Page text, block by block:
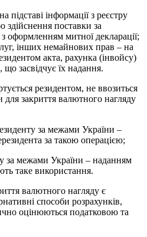
підставі інформації з реєстру
здійснення поставки за
оформленням митної декларації;
інших немайнових прав – на
акта, рахунка (інвойсу)
засвідчує їх надання.
резидентом, не ввозиться
закриття валютного нагляду
за межами України –
за такою операцією;
за межами України – наданням
таке використання.
валютного нагляду є
способи розрахунків,
оцінюються податковою та